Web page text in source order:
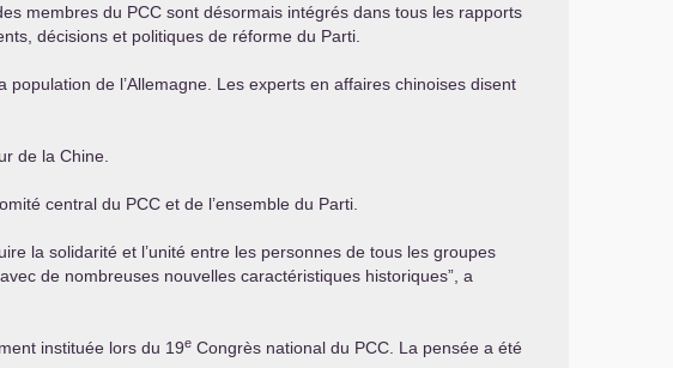
membres du PCC sont désormais intégrés dans tous les rapports
décisions et politiques de réforme du Parti.
de l’Allemagne. Les experts en affaires chinoises disent
de la Chine.
central du PCC et de l’ensemble du Parti.
la solidarité et l’unité entre les personnes de tous les groupes
de nombreuses nouvelles caractéristiques historiques”, a
instituée lors du 19e Congrès national du PCC . La pensée a été